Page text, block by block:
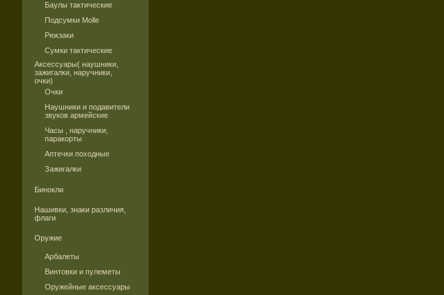
Баулы тактические
Подсумки Molle
Рюкзаки
Сумки тактические
Аксессуары( наушники,
зажигалки, наручники,
очки)
Очки
Наушники и подавители
звуков армейские
Часы , наручники,
паракорты
Аптечки походные
Зажигалки
Бинокли
Нашивки, знаки различия,
флаги
Оружие
Арбалеты
Винтовки и пулеметы
Оружейные аксессуары